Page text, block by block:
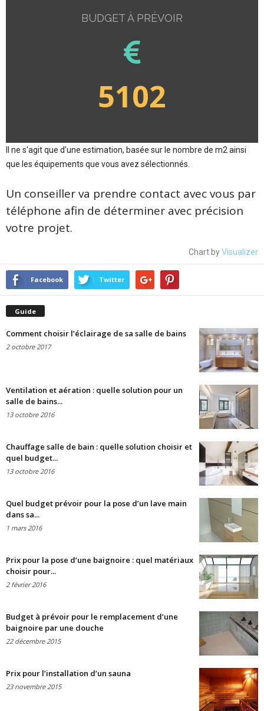
BUDGET À PRÉVOIR
5102
Il ne s'agit que d'une estimation, basée sur le nombre de m2 ainsi
que les équipements que vous avez sélectionnés.
Un conseiller va prendre contact avec vous par
téléphone afin de déterminer avec précision
votre projet.
Chart byVisualizer
Facebook Twitter
Guide
Comment choisir l’éclairage de sa salle de bains
2 octobre 2017
Ventilation et aération : quelle solution pour un
salle de bains...
13 octobre 2016
Chauffage salle de bain : quelle solution choisir et
quel budget...
13 octobre 2016
Quel budget prévoir pour la pose d’un lave main
dans sa...
1 mars 2016
Prix pour la pose d’une baignoire : quel matériaux
choisir pour...
2 février 2016
Budget à prévoir pour le remplacement d’une
baignoire par une douche
22 décembre 2015
Prix pour l’installation d’un sauna
23 novembre 2015